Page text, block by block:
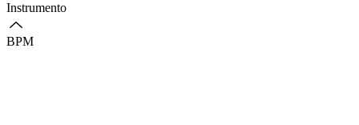
Instrumento
BPM